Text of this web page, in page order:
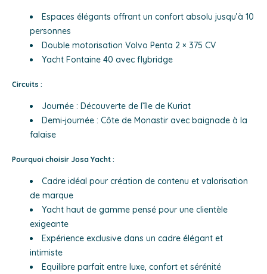
Espaces élégants offrant un confort absolu jusqu’à 10
personnes
Double motorisation Volvo Penta 2 × 375 CV
Yacht Fontaine 40 avec flybridge
Circuits :
Journée : Découverte de l’île de Kuriat
Demi-journée : Côte de Monastir avec baignade à la
falaise
Pourquoi choisir Josa Yacht :
Cadre idéal pour création de contenu et valorisation
de marque
Yacht haut de gamme pensé pour une clientèle
exigeante
Expérience exclusive dans un cadre élégant et
intimiste
Equilibre parfait entre luxe, confort et sérénité